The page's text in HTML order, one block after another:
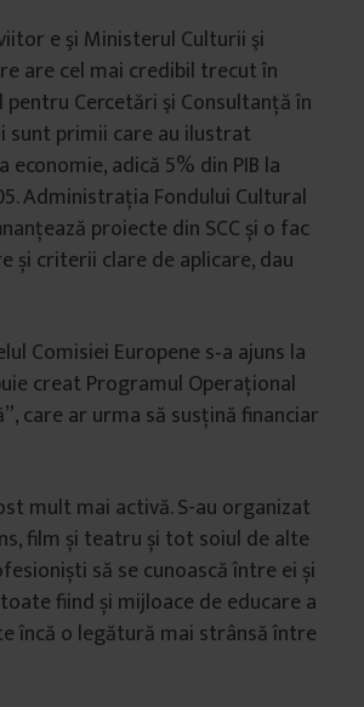
e şi Ministerul Culturii şi
are cel mai credibil trecut în
pentru Cercetări şi Consultanță în
sunt primii care au ilustrat
economie, adică 5% din PIB la
Administrația Fondului Cultural
proiecte din SCC și o fac
și criterii clare de aplicare, dau
Comisiei Europene s‑a ajuns la
creat Programul Operațional
care ar urma să susțină financiar
mult mai activă. S-au organizat
film și teatru și tot soiul de alte
să se cunoască între ei și
fiind și mijloace de educare a
încă o legătură mai strânsă între